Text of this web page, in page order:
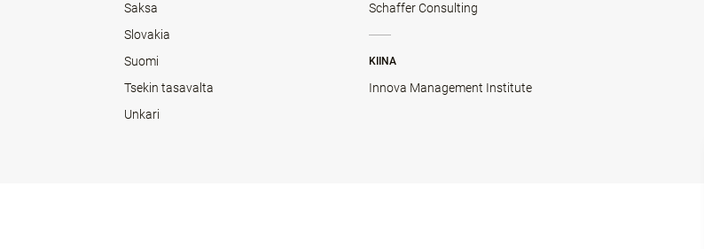
Saksa
Slovakia
Suomi
Tsekin tasavalta
Unkari
Schaffer Consulting
KIINA
Innova Management Institute